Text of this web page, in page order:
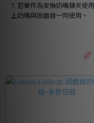
7. 若要作為安撫奶嘴鍊夾使
上奶嘴與固齒器一同使用。